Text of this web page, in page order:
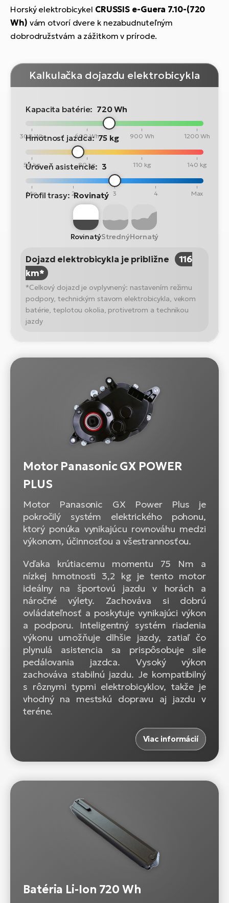
Horský elektrobicykel CRUSSIS e-Guera 7.10-(720
Wh) vám otvorí dvere k nezabudnuteľným
dobrodružstvám a zážitkom v prírode.
Kalkulačka dojazdu elektrobicykla
Kapacita batérie: 720 Wh
300 Wh 600 Wh 900 Wh 1200 Wh
Hmotnosť jazdca: 75 kg
50 kg 80 kg 110 kg 140 kg
Úroveň asistencie: 3
Min 2 3 4 Max
Profil trasy: Rovinatý
RovinatýStrednýHornatý
Dojazd elektrobicykla je približne
116
km*
*Celkový dojazd je ovplyvnený: nastavením režimu
podpory, technickým stavom elektrobicykla, vekom
batérie, teplotou okolia, protivetrom a technikou
jazdy
Motor Panasonic GX POWER
PLUS
Motor Panasonic GX Power Plus je
pokročilý systém elektrického pohonu,
ktorý ponúka vynikajúcu rovnováhu medzi
výkonom, účinnosťou a všestrannosťou.
Vďaka krútiacemu momentu 75 Nm a
nízkej hmotnosti 3,2 kg je tento motor
ideálny na športovú jazdu v horách a
náročné výlety. Zachováva si dobrú
ovládateľnosť a poskytuje vynikajúci výkon
a podporu. Inteligentný systém riadenia
výkonu umožňuje dlhšie jazdy, zatiaľ čo
plynulá asistencia sa prispôsobuje sile
pedálovania jazdca. Vysoký výkon
zachováva stabilnú jazdu. Je kompatibilný
s rôznymi typmi elektrobicyklov, takže je
vhodný na mestskú dopravu aj jazdu v
teréne.
Viac informácií
Batéria Li-Ion 720 Wh